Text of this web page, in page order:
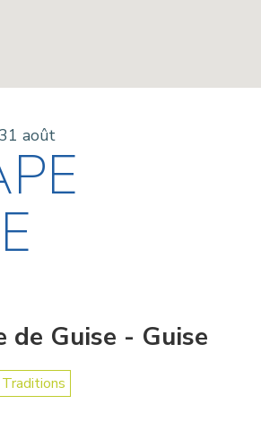
août
de Guise - Guise